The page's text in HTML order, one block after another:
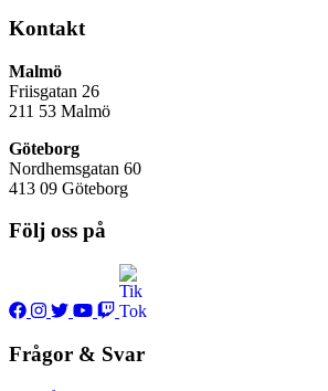
Kontakt
Malmö
Friisgatan 26
211 53 Malmö
Göteborg
Nordhemsgatan 60
413 09 Göteborg
Följ oss på
Frågor & Svar